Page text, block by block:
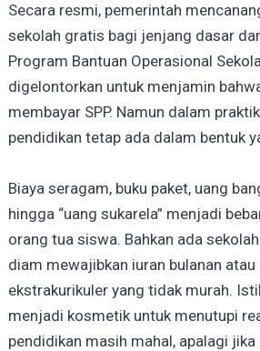
Secara resmi, pemerintah
sekolah gratis bagi jenjang dasar
Program Bantuan Operasional
digelontorkan untuk menjamin
membayar SPP. Namun dalam
pendidikan tetap ada dalam bentuk
Biaya seragam, buku paket, uang
hingga “uang sukarela” menjadi
orang tua siswa. Bahkan ada
diam mewajibkan iuran bulanan
ekstrakurikuler yang tidak murah.
menjadi kosmetik untuk menutupi
pendidikan masih mahal, apalagi